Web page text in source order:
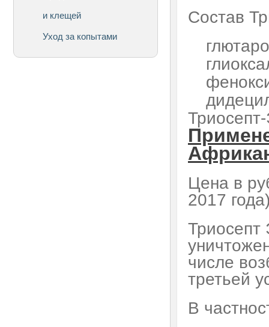
и клещей
Уход за копытами
Состав
Цена в
2017
числе
третьей
В